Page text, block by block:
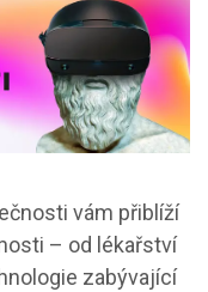
vám přiblíží
– od lékařství
zabývající